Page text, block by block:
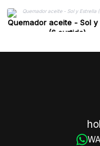
Quemador aceite - Sol y
(6 surtido)